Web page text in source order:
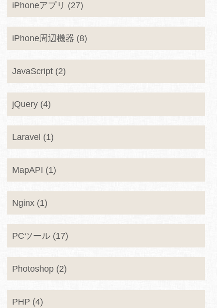
iPhoneアプリ (27)
iPhone周辺機器 (8)
JavaScript (2)
jQuery (4)
Laravel (1)
MapAPI (1)
Nginx (1)
PCツール (17)
Photoshop (2)
PHP (4)